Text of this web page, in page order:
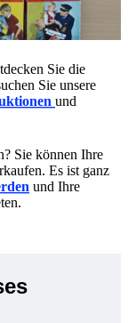
Sie die
Sie unsere
und
Sie können Ihre
Es ist ganz
und Ihre